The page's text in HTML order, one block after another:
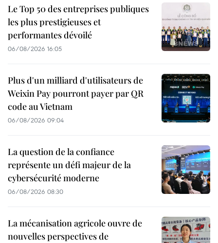
Le Top 50 des entreprises publiques
les plus prestigieuses et
performantes dévoilé
06/08/2026 16:05
Plus d'un milliard d'utilisateurs de
Weixin Pay pourront payer par QR
code au Vietnam
06/08/2026 09:04
La question de la confiance
représente un défi majeur de la
cybersécurité moderne
06/08/2026 08:30
La mécanisation agricole ouvre de
nouvelles perspectives de